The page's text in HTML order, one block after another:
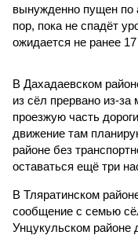
вынужденно пущен по
пор, пока не спадёт
ожидается не ранее
В Дахадаевском
из сёл прервано из-
проезжую часть
движение там
районе без
оставаться ещё три
В Тляратинском
сообщение с семью
Унцукульском районе